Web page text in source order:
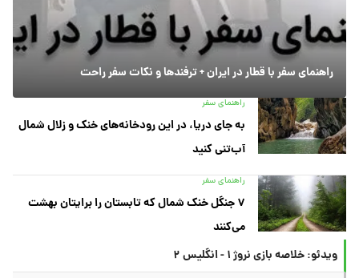
راهنمای سفر با قطار در ایران + ترفندها و نکات سفر راحت
راهنمای سفر
به جای دریا، در این رودخانه‌های خنک و زلال شمال
آب‌تنی کنید
راهنمای سفر
۷ جنگل خنک شمال که تابستان را برایتان بهشت
می‌کنند
ویدئو: خلاصه بازی نروژ ۱ - انگلیس ۲